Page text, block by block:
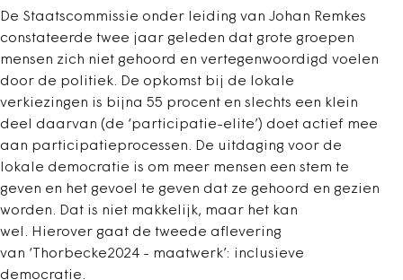
De Staatscommissie onder leiding van Johan Remkes
constateerde twee jaar geleden dat grote groepen
mensen zich niet gehoord en vertegenwoordigd voelen
door de politiek. De opkomst bij de lokale
verkiezingen is bijna 55 procent en slechts een klein
deel daarvan (de ‘participatie-elite’) doet actief mee
aan participatieprocessen. De uitdaging voor de
lokale democratie is om meer mensen een stem te
geven en het gevoel te geven dat ze gehoord en gezien
worden. Dat is niet makkelijk, maar het kan
wel. Hierover gaat de tweede aflevering
van ‘Thorbecke2024 - maatwerk’: inclusieve
democratie.